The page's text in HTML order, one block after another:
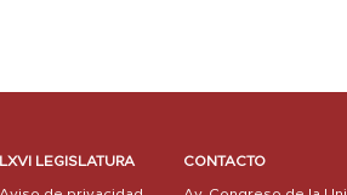
LXVI LEGISLATURA CONTACTO